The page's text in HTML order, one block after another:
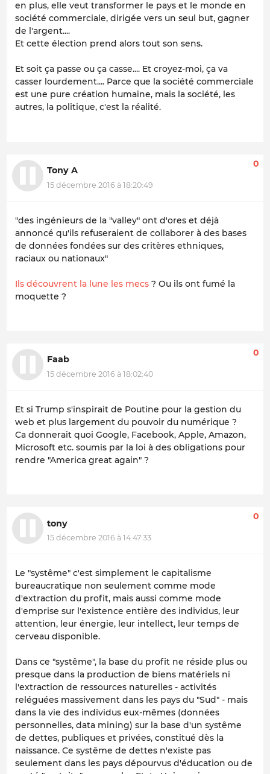
en plus, elle veut transformer le pays et le monde en
société commerciale, dirigée vers un seul but, gagner
de l'argent....
Et cette élection prend alors tout son sens.
Et soit ça passe ou ça casse.... Et croyez-moi, ça va
casser lourdement.... Parce que la société commerciale
est une pure création humaine, mais la société, les
autres, la politique, c'est la réalité.
Tony A
15 décembre 2016 à 18:20:49
0
"des ingénieurs de la "valley" ont d'ores et déjà
annoncé qu'ils refuseraient de collaborer à des bases
de données fondées sur des critères ethniques,
raciaux ou nationaux"
Ils découvrent la lune les mecs ? Ou ils ont fumé la
moquette ?
Faab
15 décembre 2016 à 18:02:40
0
Et si Trump s'inspirait de Poutine pour la gestion du
web et plus largement du pouvoir du numérique ?
Ca donnerait quoi Google, Facebook, Apple, Amazon,
Microsoft etc. soumis par la loi à des obligations pour
rendre "America great again" ?
tony
15 décembre 2016 à 14:47:33
0
Le "systême" c'est simplement le capitalisme
bureaucratique non seulement comme mode
d'extraction du profit, mais aussi comme mode
d'emprise sur l'existence entière des individus, leur
attention, leur énergie, leur intellect, leur temps de
cerveau disponible.
Dans ce "systême", la base du profit ne réside plus ou
presque dans la production de biens matériels ni
l'extraction de ressources naturelles - activités
reléguées massivement dans les pays du "Sud" - mais
dans la vie des individus eux-mêmes (données
personnelles, data mining) sur la base d'un systême
de dettes, publiques et privées, constitué dès la
naissance. Ce systême de dettes n'existe pas
seulement dans les pays dépourvus d'éducation ou de